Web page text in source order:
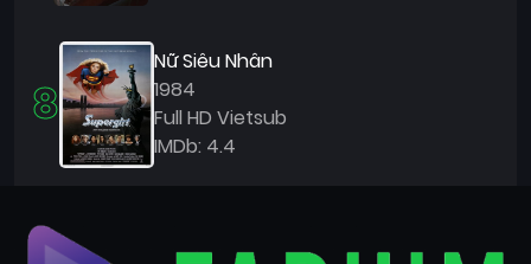
8
Nữ Siêu Nhân
1984
Full HD Vietsub
IMDb: 4.4